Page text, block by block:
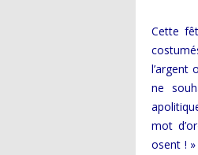
Cette
l’argent
ne
mot
osent !